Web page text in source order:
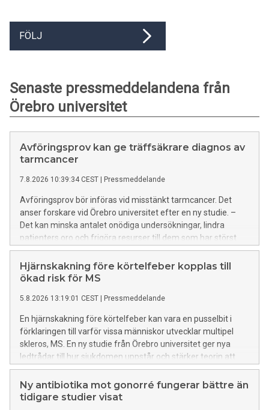
FÖLJ
Senaste pressmeddelandena från
Örebro universitet
Avföringsprov kan ge träffsäkrare diagnos av
tarmcancer
7.8.2026 10:39:34 CEST | Pressmeddelande
Avföringsprov bör införas vid misstänkt tarmcancer. Det
anser forskare vid Örebro universitet efter en ny studie. –
Det kan minska antalet onödiga undersökningar, lindra
patienters oro och frigöra resurser till dem som har störst
risk för cancer, säger Michiel van Nieuwenhoven, överläkare
och docent.
Hjärnskakning före körtelfeber kopplas till
ökad risk för MS
5.8.2026 13:19:01 CEST | Pressmeddelande
En hjärnskakning före körtelfeber kan vara en pusselbit i
förklaringen till varför vissa människor utvecklar multipel
skleros, MS. En ny studie från Örebro universitet ger nya
ledtrådar till hur sjukdomen uppstår och stärker teorin att
Epstein-Barr-virus spelar en central roll i sjukdomens
utveckling.
Ny antibiotika mot gonorré fungerar bättre än
tidigare studier visat